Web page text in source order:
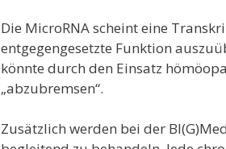
Die MicroRNA scheint eine
entgegengesetzte Funktion
könnte durch den Einsatz
„abzubremsen“.
Zusätzlich werden bei der